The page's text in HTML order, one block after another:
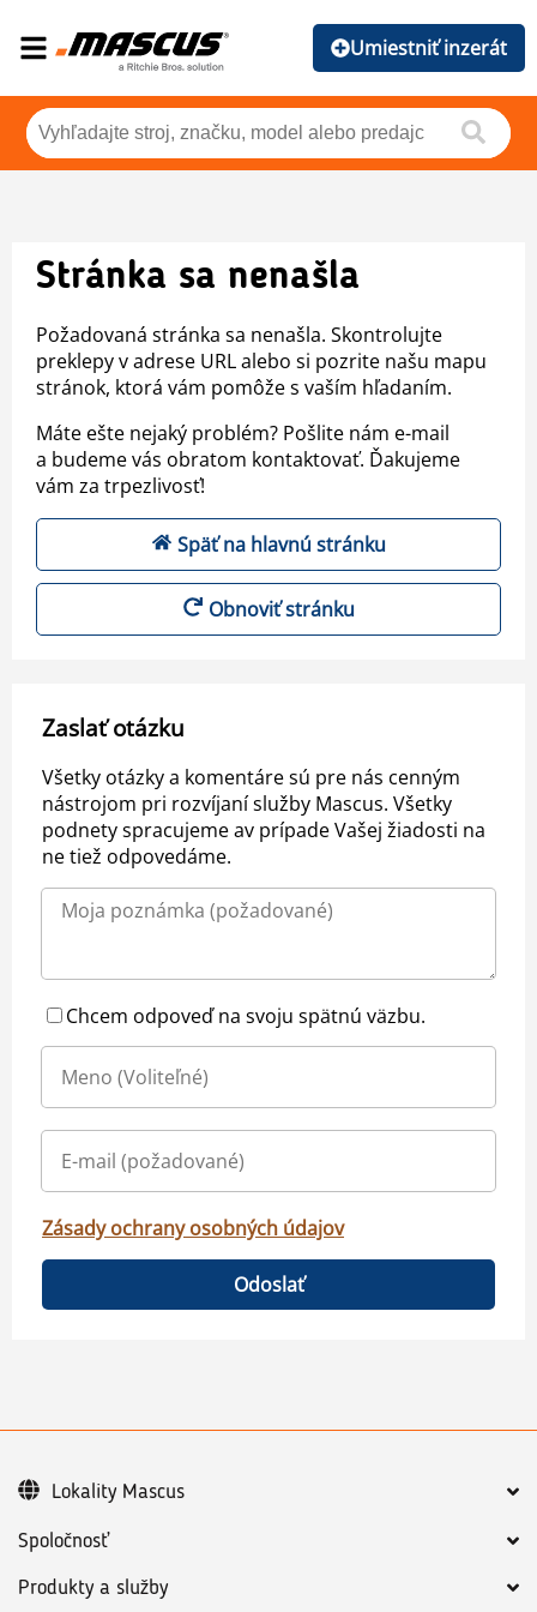
Umiestniť inzerát
Stránka sa nenašla
Požadovaná stránka sa nenašla. Skontrolujte
preklepy v adrese URL alebo si pozrite našu mapu
stránok, ktorá vám pomôže s vaším hľadaním.
Máte ešte nejaký problém? Pošlite nám e-mail
a budeme vás obratom kontaktovať. Ďakujeme
vám za trpezlivosť!
Späť na hlavnú stránku
Obnoviť stránku
Zaslať otázku
Všetky otázky a komentáre sú pre nás cenným
nástrojom pri rozvíjaní služby Mascus. Všetky
podnety spracujeme av prípade Vašej žiadosti na
ne tiež odpovedáme.
Chcem odpoveď na svoju spätnú väzbu.
Zásady ochrany osobných údajov
Odoslať
Spoločnosť
Produkty a služby
Lokality Mascus